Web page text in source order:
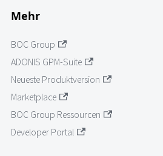
Mehr
BOC Group
ADONIS GPM-Suite
Neueste Produktversion
Marketplace
BOC Group Ressourcen
Developer Portal